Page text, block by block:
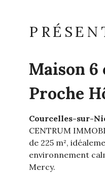
Maison 6
Proche
Courcelles-sur-
CENTRUM
de 225 m²,
environnement
Mercy.